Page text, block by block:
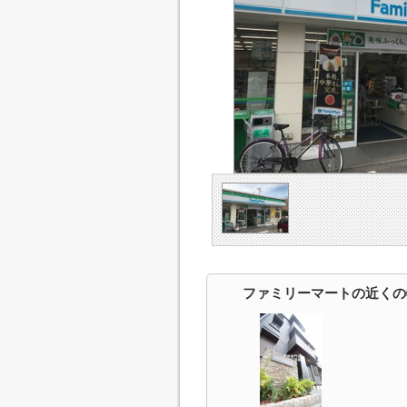
ファミリーマートの近く